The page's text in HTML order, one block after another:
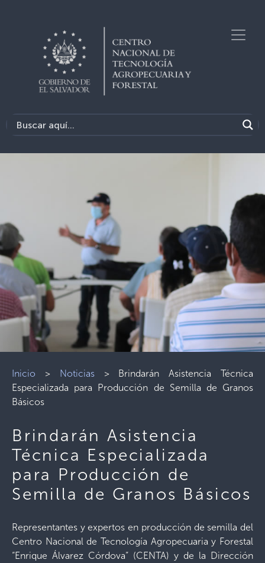
Inicio > Noticias> Brindarán Asistencia Técnica
Especializada para Producción de Semilla de Granos
Básicos
Brindarán Asistencia
Técnica Especializada
para Producción de
Semilla de Granos Básicos
Representantes y expertos en producción de semilla del
Centro Nacional de Tecnología Agropecuaria y Forestal
“Enrique Álvarez Córdova” (CENTA) y de la Dirección